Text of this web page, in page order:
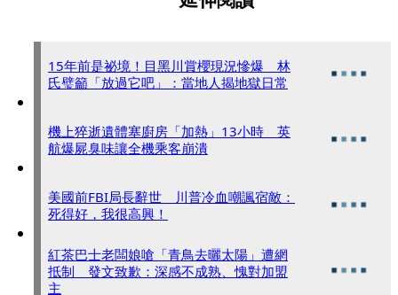
15年前是祕境！目黑川賞櫻現況慘爆 林
氏璧籲「放過它吧」：當地人揭地獄日常
機上猝逝遺體塞廚房「加熱」13小時 英
航爆屍臭味讓全機乘客崩潰
美國前FBI局長辭世 川普冷血嘲諷宿敵：
死得好，我很高興！
紅茶巴士老闆娘嗆「青鳥去曬太陽」遭網
抵制 發文致歉：深感不成熟、愧對加盟
主